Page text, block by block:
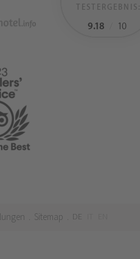
TESTERGEBNIS:
9.18 10
. Sitemap . DE